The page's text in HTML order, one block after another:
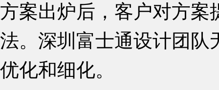
方案出炉后，客户对方案
法。深圳富士通设计团队
优化和细化。